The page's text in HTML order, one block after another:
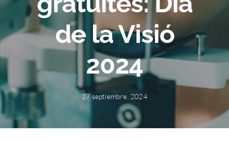
de la Visió
2024
27 septiembre, 2024